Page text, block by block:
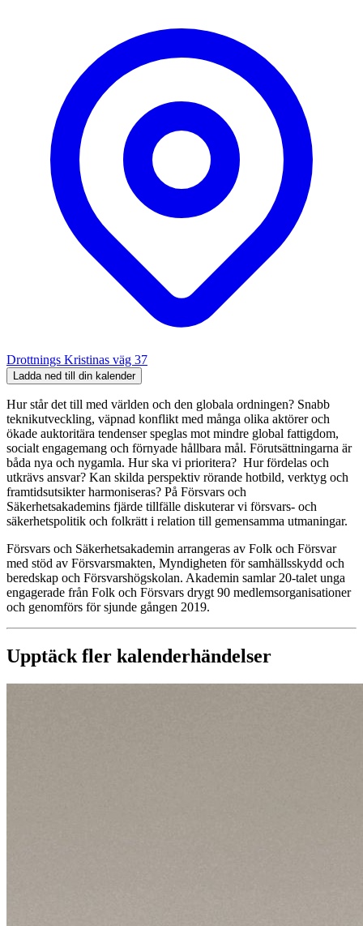
Drottnings Kristinas väg 37
Ladda ned till din kalender
Hur står det till med världen och den globala ordningen? Snabb
teknikutveckling, väpnad konflikt med många olika aktörer och
ökade auktoritära tendenser speglas mot mindre global fattigdom,
socialt engagemang och förnyade hållbara mål. Förutsättningarna är
båda nya och nygamla. Hur ska vi prioritera? Hur fördelas och
utkrävs ansvar? Kan skilda perspektiv rörande hotbild, verktyg och
framtidsutsikter harmoniseras? På Försvars och
Säkerhetsakademins fjärde tillfälle diskuterar vi försvars- och
säkerhetspolitik och folkrätt i relation till gemensamma utmaningar.
Försvars och Säkerhetsakademin arrangeras av Folk och Försvar
med stöd av Försvarsmakten, Myndigheten för samhällsskydd och
beredskap och Försvarshögskolan. Akademin samlar 20-talet unga
engagerade från Folk och Försvars drygt 90 medlemsorganisationer
och genomförs för sjunde gången 2019.
Upptäck fler kalenderhändelser